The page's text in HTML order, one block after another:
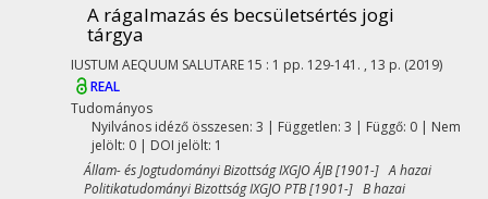
A rágalmazás és becsületsértés jogi
tárgya
IUSTUM AEQUUM SALUTARE 15 : 1 pp. 129-141. , 13 p. (2019)
REAL
Tudományos
Nyilvános idéző összesen: 3 | Független: 3 | Függő: 0 | Nem
jelölt: 0 | DOI jelölt: 1
Állam- és Jogtudományi Bizottság IXGJO ÁJB [1901-] A hazai
Politikatudományi Bizottság IXGJO PTB [1901-] B hazai